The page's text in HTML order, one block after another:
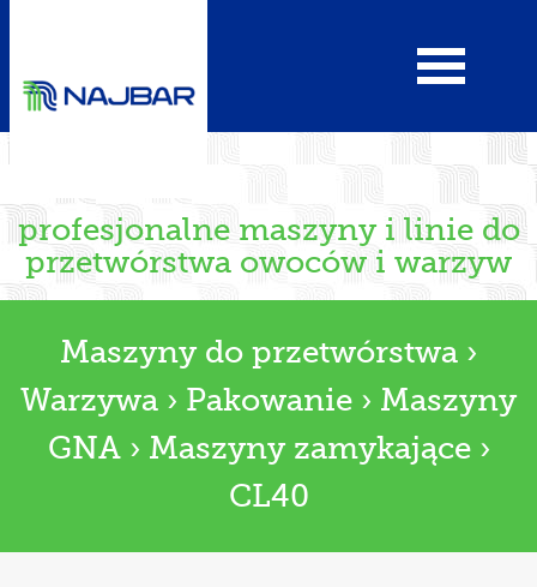
profesjonalne maszyny i linie do
przetwórstwa owoców i warzyw
Maszyny do przetwórstwa ›
Warzywa › Pakowanie › Maszyny
GNA › Maszyny zamykające ›
CL40